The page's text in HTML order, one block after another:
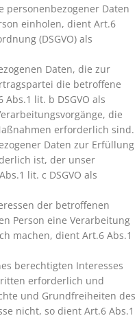
personenbezogener Daten
einholen, dient Art.6
(DSGVO) als
Daten, die zur
die betroffene
lit. b DSGVO als
die
erforderlich sind.
Daten zur Erfüllung
ist, der unser
lit. c DSGVO als
der betroffenen
Person eine Verarbeitung
machen, dient Art.6 Abs.1
berechtigten Interesses
erforderlich und
und Grundfreiheiten des
nicht, so dient Art.6 Abs.1